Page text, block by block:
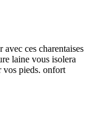
ces charentaises
laine vous isolera
vos pieds. onfort